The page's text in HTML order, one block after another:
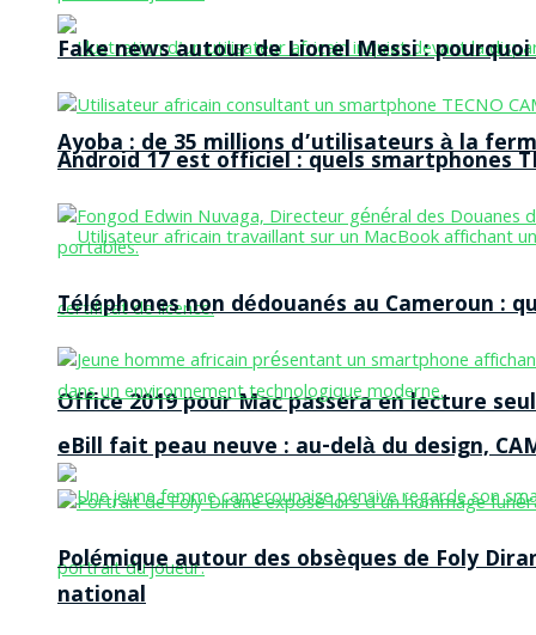
Ayoba : de 35 millions d’utilisateurs à la
Office 2019 pour Mac passera en lecture
Fake news autour de Lionel Messi :
Android 17 est officiel : quels smartphones
Téléphones non dédouanés au Cameroun :
eBill fait peau neuve : au-delà du design,
Polémique autour des obsèques de Foly
national